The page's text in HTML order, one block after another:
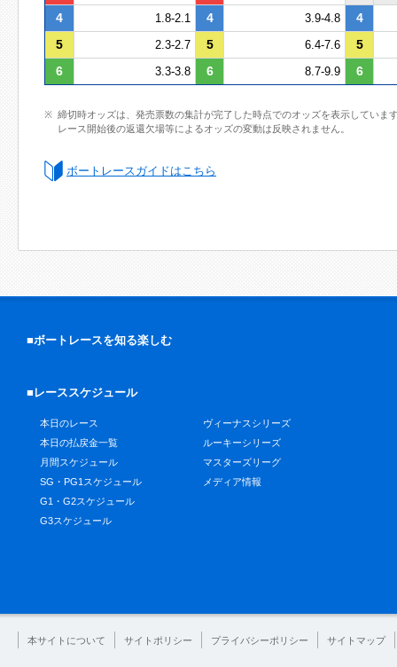
4 1.8-2.1 4 3.9-4.8
4
5
2.3-2.7 5 6.4-7.6
5
6
3.3-3.8 6 8.7-9.9 6
締切時オッズは、発売票数の集計が完了した時点でのオッズを表示していま
レース開始後の返還欠場等によるオッズの変動は反映されません。
ボートレースガイドはこちら
■ボートレースを知る楽しむ
■レーススケジュール
本日のレース
本日の払戻金一覧
月間スケジュール
SG・PG1スケジュール
G1・G2スケジュール
G3スケジュール
ヴィーナスシリーズ
ルーキーシリーズ
マスターズリーグ
メディア情報
本サイトについて サイトポリシー プライバシーポリシー サイトマップ